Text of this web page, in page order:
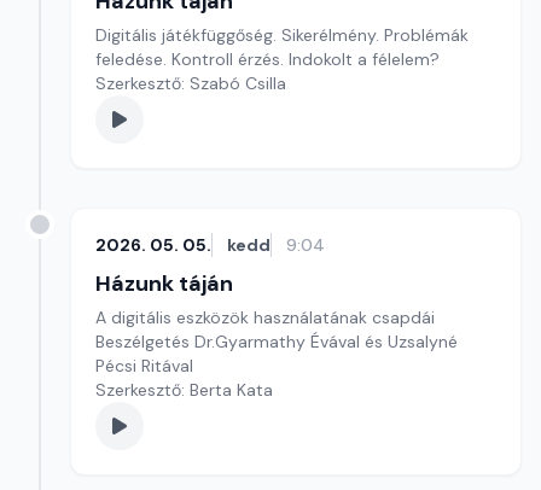
Digitális játékfüggőség. Sikerélmény. Problémák
feledése. Kontroll érzés. Indokolt a félelem?
Szerkesztő: Szabó Csilla
2026. 05. 05. kedd 9:04
Házunk táján
A digitális eszközök használatának csapdái
Beszélgetés Dr.Gyarmathy Évával és Uzsalyné
Pécsi Ritával
Szerkesztő: Berta Kata